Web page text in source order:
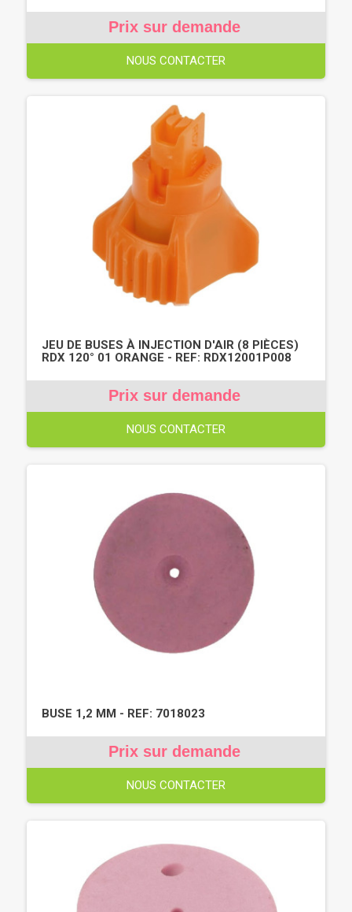
Prix sur demande
NOUS CONTACTER
JEU DE BUSES À INJECTION D'AIR (8 PIÈCES)
RDX 120° 01 ORANGE - REF: RDX12001P008
Prix sur demande
NOUS CONTACTER
BUSE 1,2 MM - REF: 7018023
Prix sur demande
NOUS CONTACTER